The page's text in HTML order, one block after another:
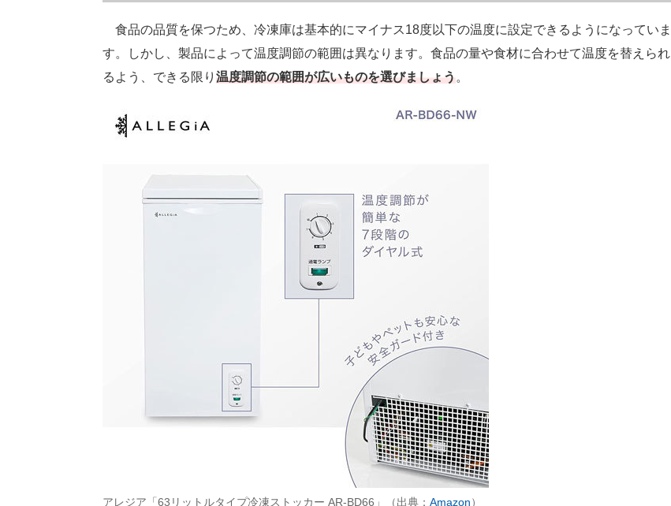
食品の品質を保つため、冷凍庫は基本的にマイナス18度以下の温度に設定できるようになっていま
す。しかし、製品によって温度調節の範囲は異なります。食品の量や食材に合わせて温度を替えられ
るよう、できる限り 温度調節の範囲が広いものを選びましょう。
アレジア「63リットルタイプ冷凍ストッカー AR-BD66」（出典： Amazon）